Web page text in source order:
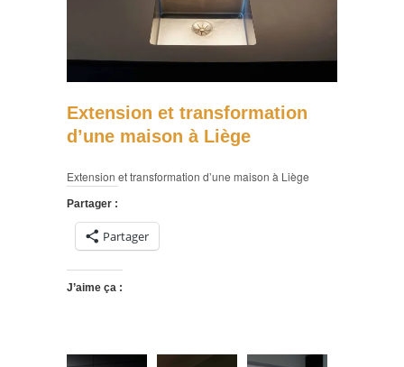
Extension et transformation
d’une maison à Liège
Extension et transformation d’une maison à Liège
Partager :
Partager
J’aime ça :